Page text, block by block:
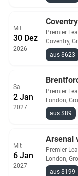
Mit
30 Dez
2026
Premier
Coventry,
aus $623
Sa
2 Jan
2027
Premier
London,
aus $89
Mit
6 Jan
2027
Arsenal
Premier
London,
aus $199